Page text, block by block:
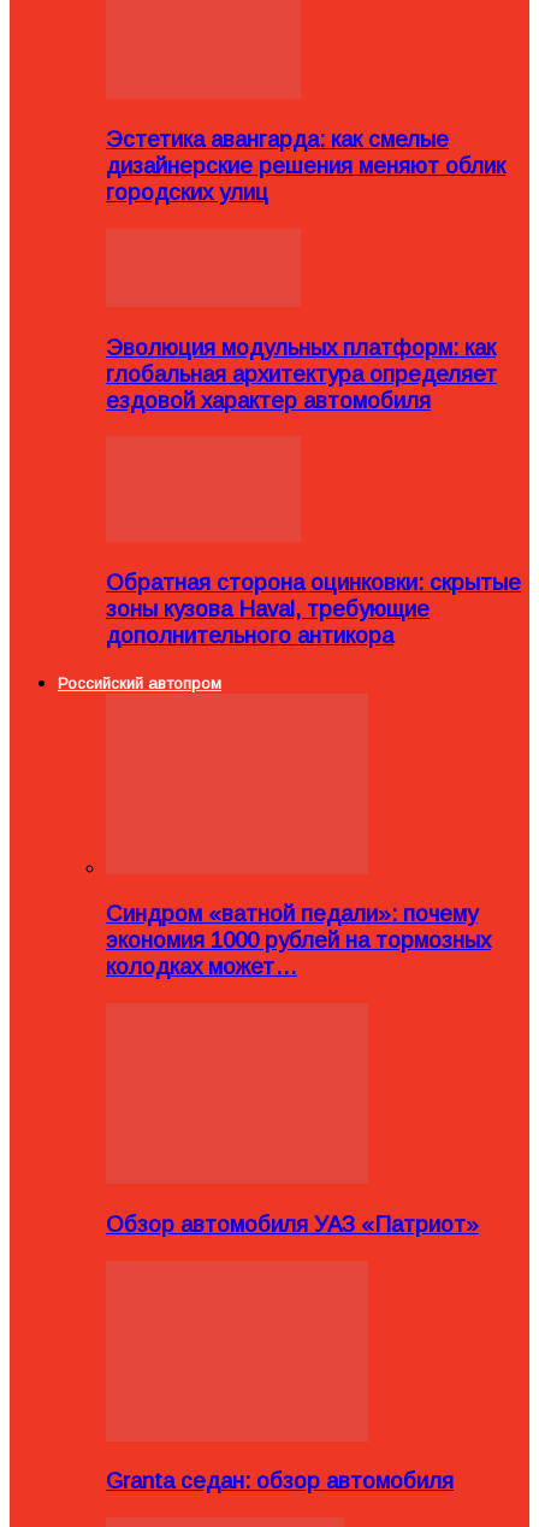
Эстетика авангарда: как смелые
дизайнерские решения меняют облик
городских улиц
Эволюция модульных платформ: как
глобальная архитектура определяет
ездовой характер автомобиля
Обратная сторона оцинковки: скрытые
зоны кузова Haval, требующие
дополнительного антикора
Российский автопром
Синдром «ватной педали»: почему
экономия 1000 рублей на тормозных
колодках может…
Обзор автомобиля УАЗ «Патриот»
Granta седан: обзор автомобиля